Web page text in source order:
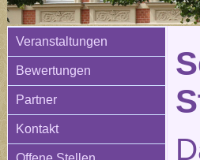
Veranstaltungen
Bewertungen
Partner
Kontakt